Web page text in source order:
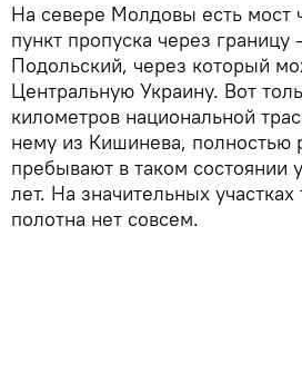
На севере Молдовы есть мост
пункт пропуска через
Подольский, через который
Центральную Украину. Вот
километров национальной
нему из Кишинева, полностью
пребывают в таком состоянии
лет. На значительных
полотна нет совсем.